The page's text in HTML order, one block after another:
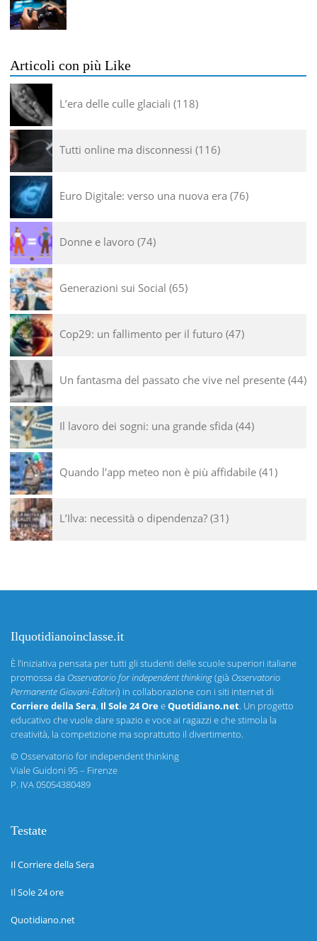
Articoli con più Like
L’era delle culle glaciali 118
Tutti online ma disconnessi 116
Euro Digitale: verso una nuova era 76
Donne e lavoro 74
Generazioni sui Social 65
Cop29: un fallimento per il futuro 47
Un fantasma del passato che vive nel presente 44
Il lavoro dei sogni: una grande sfida 44
Quando l'app meteo non è più affidabile 41
L’Ilva: necessità o dipendenza? 31
Ilquotidianoinclasse.it
È l’iniziativa pensata per tutti gli studenti delle scuole superiori italiane
promossa da Osservatorio for independent thinking(già Osservatorio
Permanente Giovani-Editori) in collaborazione con i siti internet di
Corriere della Sera, Il Sole 24 OreeQuotidiano.net. Un progetto
educativo che vuole dare spazio e voce ai ragazzi e che stimola la
creatività, la competizione ma soprattutto il divertimento.
©Osservatorio for independent thinking
Viale Guidoni 95 – Firenze
P. IVA 05054380489
Testate
Il Corriere della Sera
Il Sole 24 ore
Quotidiano.net